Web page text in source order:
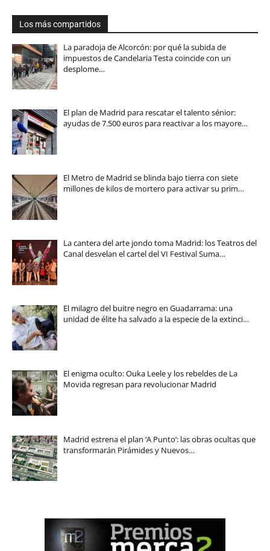
Los más compartidos
La paradoja de Alcorcón: por qué la subida de
impuestos de Candelaria Testa coincide con un
desplome…
El plan de Madrid para rescatar el talento sénior:
ayudas de 7.500 euros para reactivar a los mayore…
El Metro de Madrid se blinda bajo tierra con siete
millones de kilos de mortero para activar su prim…
La cantera del arte jondo toma Madrid: los Teatros del
Canal desvelan el cartel del VI Festival Suma…
El milagro del buitre negro en Guadarrama: una
unidad de élite ha salvado a la especie de la extinci…
El enigma oculto: Ouka Leele y los rebeldes de La
Movida regresan para revolucionar Madrid
Madrid estrena el plan ‘A Punto’: las obras ocultas que
transformarán Pirámides y Nuevos…